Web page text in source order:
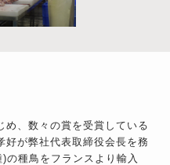
め、数々の賞を受賞している
好が弊社代表取締役会長を務
種鳥をフランスより輸入